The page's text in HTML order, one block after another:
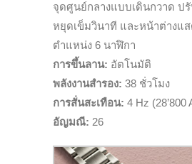
จุดศูนย์กลางแบบเดินกวาด ปรั
หยุดเข็มวินาที และหน้าต่างแ
ตำแหน่ง 6 นาฬิกา
การขึ้นลาน: อัตโนมัติ
พลังงานสำรอง: 38 ชั่วโมง
การสั่นสะเทือน: 4 Hz (28’800
อัญมณี: 26